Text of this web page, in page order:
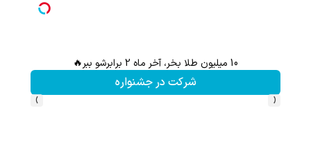
10 میلیون طلا بخر، آخر ماه 2 برابرشو ببر🔥
شرکت در جشنواره
‹
›